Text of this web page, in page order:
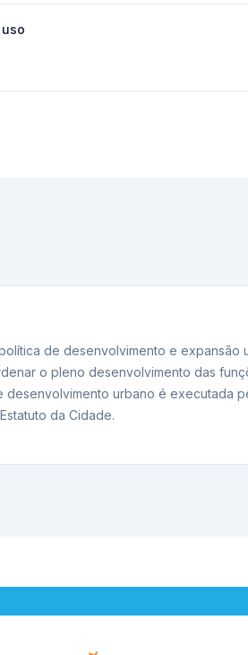
de desenvolvimento e expansão
o pleno desenvolvimento das
urbano é executada
da Cidade.